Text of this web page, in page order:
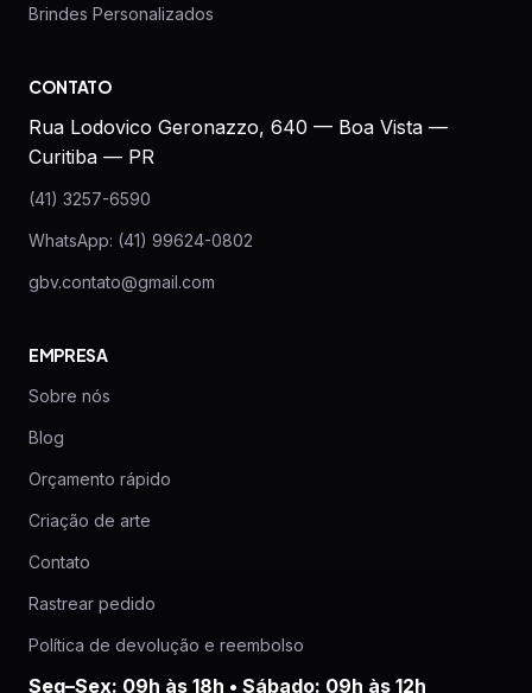
Brindes Personalizados
CONTATO
Rua Lodovico Geronazzo, 640 — Boa Vista —
Curitiba — PR
(41) 3257-6590
WhatsApp: (41) 99624-0802
gbv.contato@gmail.com
EMPRESA
Sobre nós
Blog
Orçamento rápido
Criação de arte
Contato
Rastrear pedido
Política de devolução e reembolso
Seg–Sex: 09h às 18h • Sábado: 09h às 12h